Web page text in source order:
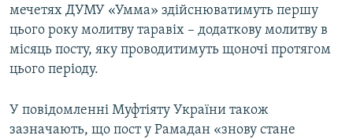
мечетях ДУМУ «Умма» здійснюватимуть першу
цього року молитву таравіх – додаткову молитву в
місяць посту, яку проводитимуть щоночі протягом
цього періоду.
У повідомленні Муфтіяту України також
зазначають, що пост у Рамадан «знову стане